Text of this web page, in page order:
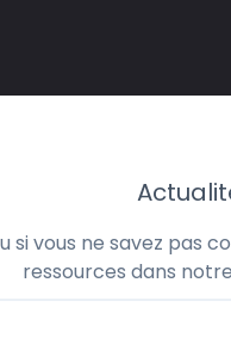
si vous ne savez
ressources dans